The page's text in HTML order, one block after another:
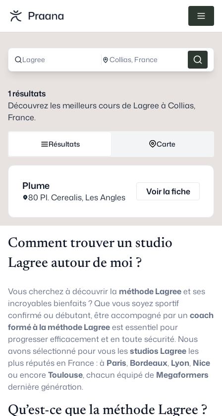
Lagree Collias, France
1résultats
Découvrez les meilleurs cours de Lagree à Collias,
France.
Résultats Carte
Plume
80 Pl. Cerealis, Les Angles
Voir la fiche
Comment trouver un studio
Lagree autour de moi ?
Vous cherchez à découvrir la méthode Lagreeet ses
incroyables bienfaits ? Que vous soyez sportif
confirmé ou débutant, être accompagné par un coach
formé à la méthode Lagreeest essentiel pour
progresser efficacement et en toute sécurité. Nous
avons sélectionné pour vous lesstudios Lagree les
plus réputés en France : à Paris, Bordeaux, Lyon, Nice
ou encore Toulouse, chacun équipé de Megaformers
dernière génération.
Qu’est-ce que la méthode Lagree ?